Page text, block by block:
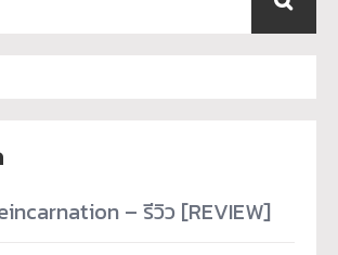
– รีวิว [REVIEW]